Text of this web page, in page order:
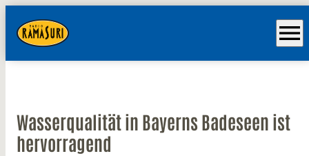
menu
Wasserqualität in Bayerns Badeseen ist
hervorragend